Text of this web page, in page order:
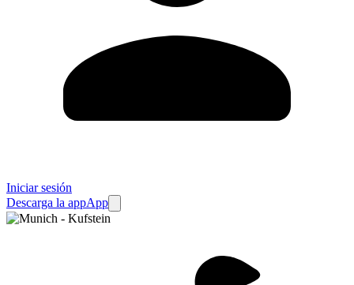
Iniciar sesión
Descarga la appApp